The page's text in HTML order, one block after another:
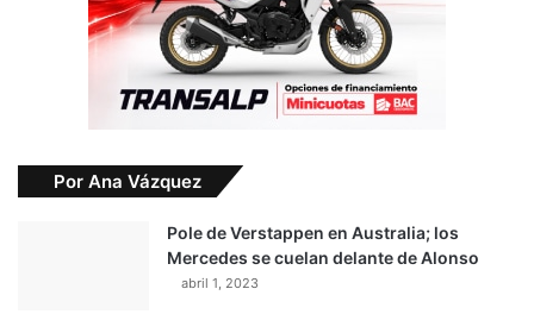
Por Ana Vázquez
Pole de Verstappen en Australia; los
Mercedes se cuelan delante de Alonso
abril 1, 2023